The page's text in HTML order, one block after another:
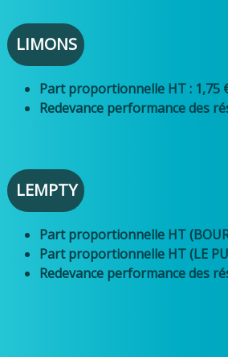
LIMONS
Part proportionnelle HT : 1,75
Redevance performance des
LEMPTY
Part proportionnelle HT
Part proportionnelle HT (LE
Redevance performance des